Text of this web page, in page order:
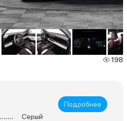
198
Подробнее
Серый